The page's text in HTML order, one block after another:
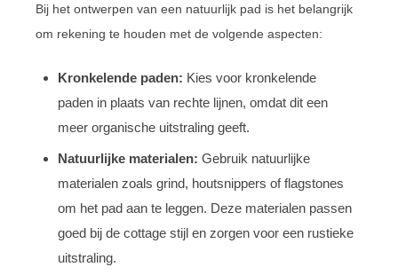
Bij het ontwerpen van een natuurlijk pad is het belangrijk
om rekening te houden met de volgende aspecten:
Kronkelende paden: Kies voor kronkelende
paden in plaats van rechte lijnen, omdat dit een
meer organische uitstraling geeft.
Natuurlijke materialen: Gebruik natuurlijke
materialen zoals grind, houtsnippers of flagstones
om het pad aan te leggen. Deze materialen passen
goed bij de cottage stijl en zorgen voor een rustieke
uitstraling.